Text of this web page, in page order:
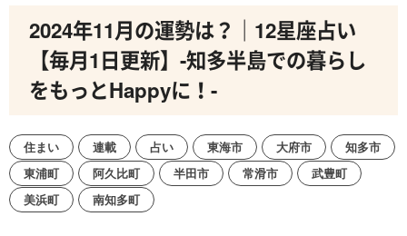
2024年11月の運勢は？｜12星座占い
【毎月1日更新】-知多半島での暮らし
をもっとHappyに！-
住まい 連載 占い 東海市 大府市
知多市
東浦町
阿久比町 半田市 常滑市
武豊町
美浜町
南知多町